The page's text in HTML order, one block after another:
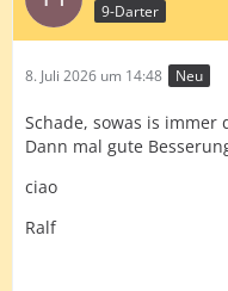
9-Darter
8. Juli 2026 um 14:48 Neu
Schade, sowas is immer
Dann mal gute
ciao
Ralf